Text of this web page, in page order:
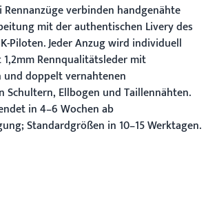
Rennanzüge verbinden handgenähte
mit der authentischen Livery des
Piloten. Jeder Anzug wird individuell
Rennqualitätsleder mit
doppelt vernahtenen
Schultern, Ellbogen und Taillennähten.
in 4–6 Wochen ab
Standardgrößen in 10–15 Werktagen.